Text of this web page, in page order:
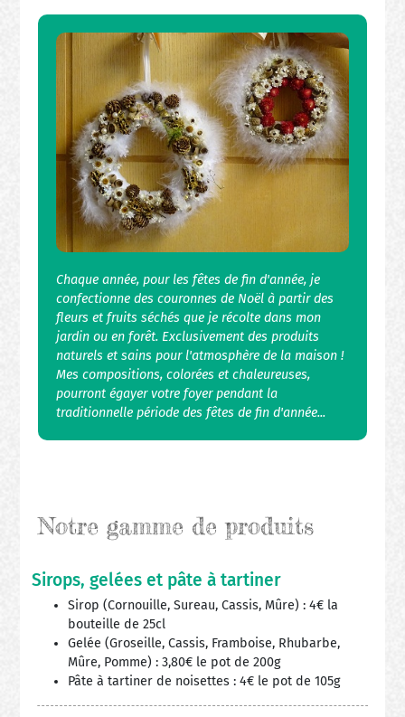
Chaque année, pour les fêtes de fin d'année, je
confectionne des couronnes de Noël à partir des
fleurs et fruits séchés que je récolte dans mon
jardin ou en forêt. Exclusivement des produits
naturels et sains pour l'atmosphère de la maison !
Mes compositions, colorées et chaleureuses,
pourront égayer votre foyer pendant la
traditionnelle période des fêtes de fin d'année...
Notre gamme de produits
Sirops, gelées et pâte à tartiner
Sirop (Cornouille, Sureau, Cassis, Mûre) : 4€ la
bouteille de 25cl
Gelée (Groseille, Cassis, Framboise, Rhubarbe,
Mûre, Pomme) : 3,80€ le pot de 200g
Pâte à tartiner de noisettes : 4€ le pot de 105g